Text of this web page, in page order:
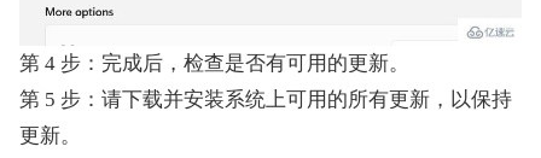
第 4 步：完成后，检查是否有可用的更新。
第 5 步：请下载并安装系统上可用的所有更新，以保持
更新。